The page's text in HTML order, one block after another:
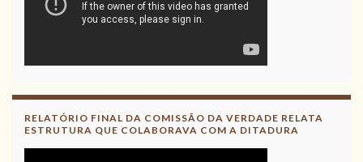
RELATÓRIO FINAL DA COMISSÃO DA VERDADE RELATA
ESTRUTURA QUE COLABORAVA COM A DITADURA